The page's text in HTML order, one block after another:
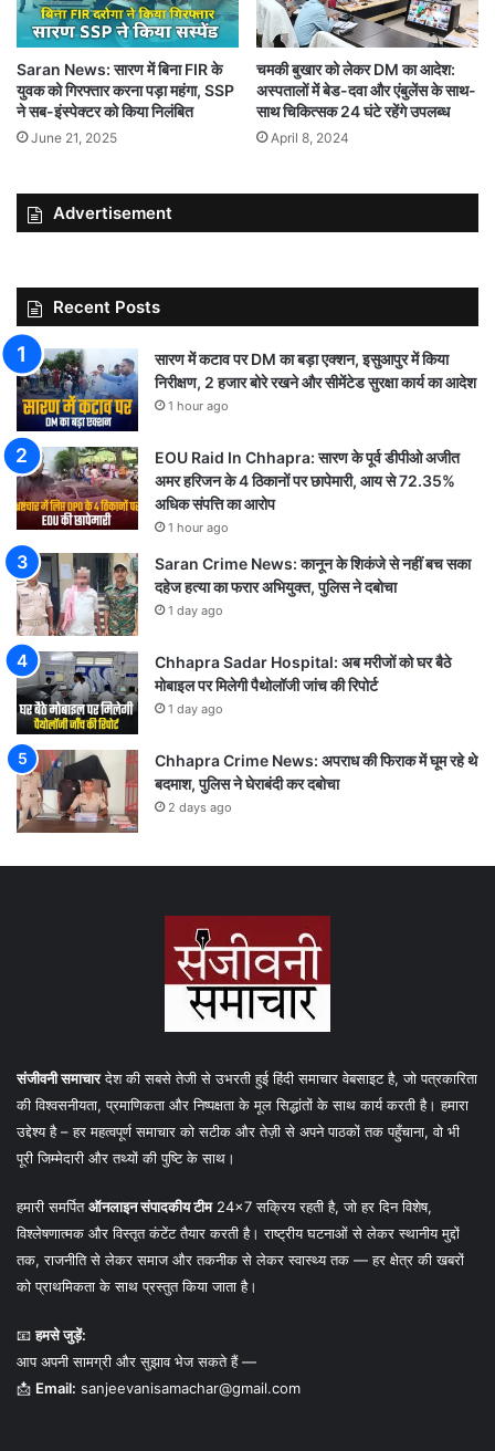
Saran News: सारण में बिना FIR के
युवक को गिरफ्तार करना पड़ा महंगा, SSP
ने सब-इंस्पेक्टर को किया निलंबित
June 21, 2025
चमकी बुखार को लेकर DM का आदेश:
अस्पतालों में बेड-दवा और एंबुलेंस के साथ-
साथ चिकित्सक 24 घंटे रहेंगे उपलब्ध
April 8, 2024
Advertisement
Recent Posts
सारण में कटाव पर DM का बड़ा एक्शन, इसुआपुर में किया
निरीक्षण, 2 हजार बोरे रखने और सीमेंटेड सुरक्षा कार्य का आदेश
1 hour ago
EOU Raid In Chhapra: सारण के पूर्व डीपीओ अजीत
अमर हरिजन के 4 ठिकानों पर छापेमारी, आय से 72.35%
अधिक संपत्ति का आरोप
1 hour ago
Saran Crime News: कानून के शिकंजे से नहीं बच सका
दहेज हत्या का फरार अभियुक्त, पुलिस ने दबोचा
1 day ago
Chhapra Sadar Hospital: अब मरीजों को घर बैठे
मोबाइल पर मिलेगी पैथोलॉजी जांच की रिपोर्ट
1 day ago
Chhapra Crime News: अपराध की फिराक में घूम रहे थे
बदमाश, पुलिस ने घेराबंदी कर दबोचा
2 days ago
संजीवनी समाचारदेश की सबसे तेजी से उभरती हुई हिंदी समाचार वेबसाइट है, जो पत्रकारिता
की विश्वसनीयता, प्रमाणिकता और निष्पक्षता के मूल सिद्धांतों के साथ कार्य करती है। हमारा
उद्देश्य है – हर महत्वपूर्ण समाचार को सटीक और तेज़ी से अपने पाठकों तक पहुँचाना, वो भी
पूरी जिम्मेदारी और तथ्यों की पुष्टि के साथ।
हमारी समर्पितऑनलाइन संपादकीय टीम24×7 सक्रिय रहती है, जो हर दिन विशेष,
विश्लेषणात्मक और विस्तृत कंटेंट तैयार करती है। राष्ट्रीय घटनाओं से लेकर स्थानीय मुद्दों
तक, राजनीति से लेकर समाज और तकनीक से लेकर स्वास्थ्य तक — हर क्षेत्र की खबरों
को प्राथमिकता के साथ प्रस्तुत किया जाता है।
📧हमसे जुड़ें:
आप अपनी सामग्री और सुझाव भेज सकते हैं —
📩 Email: sanjeevanisamachar@gmail.com